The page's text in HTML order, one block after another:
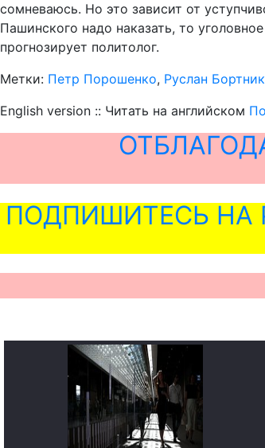
сомневаюсь. Но это зависит от
Пашинского надо наказать, то
прогнозирует политолог.
Метки: Петр Порошенко, Руслан Бортник
English version :: Читать на английском
ПОДПИШИТЕСЬ НА